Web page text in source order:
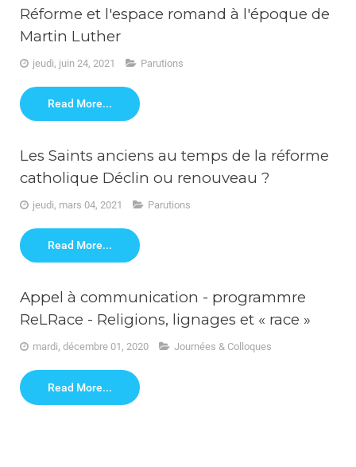
Réforme et l'espace romand à l'époque de
Martin Luther
jeudi, juin 24, 2021 Parutions
Read More...
Les Saints anciens au temps de la réforme
catholique Déclin ou renouveau ?
jeudi, mars 04, 2021 Parutions
Read More...
Appel à communication - programmre
ReLRace - Religions, lignages et « race »
mardi, décembre 01, 2020 Journées & Colloques
Read More...